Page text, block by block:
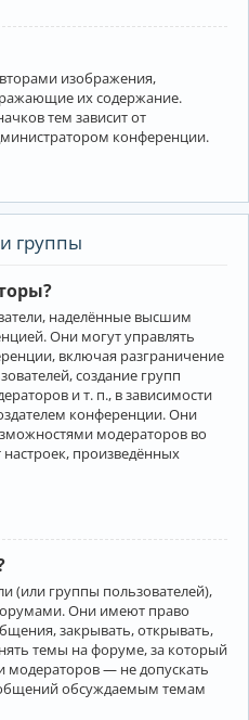
изображения,
их содержание.
тем зависит от
конференции.
группы
наделённые высшим
Они могут управлять
включая разграничение
создание групп
и т. п., в зависимости
конференции. Они
модераторов во
произведённых
(или группы пользователей),
Они имеют право
закрывать, открывать,
темы на форуме, за который
модераторов — не допускать
обсуждаемым темам